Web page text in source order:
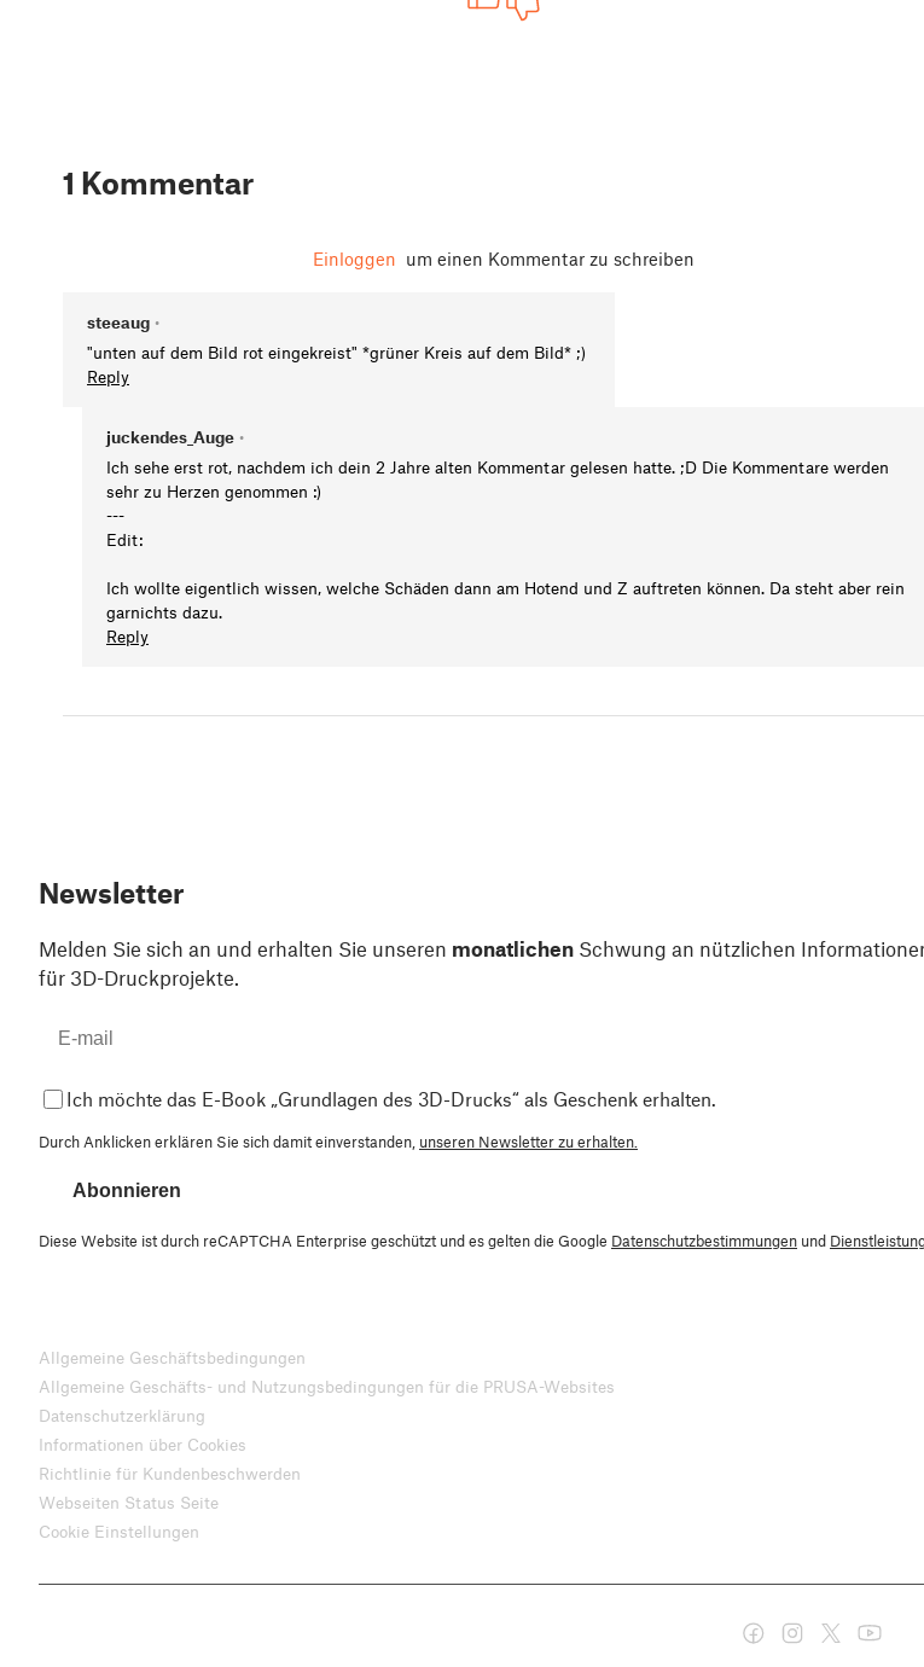
1 Kommentar
Einloggen um einen Kommentar zu schreiben
steeaug •
"unten auf dem Bild rot eingekreist" *grüner Kreis auf dem Bild* ;)
Reply
juckendes_Auge •
Ich sehe erst rot, nachdem ich dein 2 Jahre alten Kommentar gelesen hatte. ;D Die Kommentare werden
sehr zu Herzen genommen :)
---
Edit:
Ich wollte eigentlich wissen, welche Schäden dann am Hotend und Z auftreten können. Da steht aber rein
garnichts dazu.
Reply
Newsletter
Melden Sie sich an und erhalten Sie unseren monatlichen Schwung an nützlichen
für 3D-Druckprojekte.
Ich möchte das E-Book „Grundlagen des 3D-Drucks“ als Geschenk erhalten.
Durch Anklicken erklären Sie sich damit einverstanden, unseren Newsletter zu erhalten.
Abonnieren
Diese Website ist durch reCAPTCHA Enterprise geschützt und es gelten die Google Datenschutzbestimmungen und
Allgemeine Geschäftsbedingungen
Allgemeine Geschäfts- und Nutzungsbedingungen für die PRUSA-Websites
Datenschutzerklärung
Informationen über Cookies
Richtlinie für Kundenbeschwerden
Webseiten Status Seite
Cookie Einstellungen